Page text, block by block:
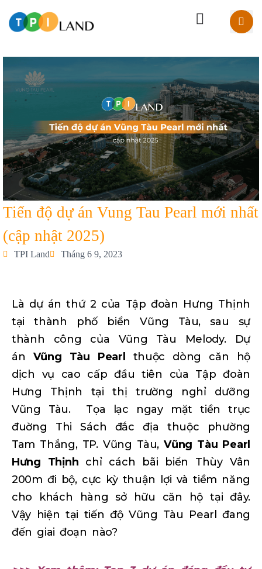
Tiến độ dự án Vung Tau Pearl mới nhất
(cập nhật 2025)
TPI Land Tháng 6 9, 2023
Là dự án thứ 2 của Tập đoàn Hưng Thịnh
tại thành phố biển Vũng Tàu, sau sự
thành công của Vũng Tàu Melody.
Dự
án Vũng Tàu Pearl
thuộc dòng căn hộ
dịch vụ cao cấp đầu tiên của Tập đoàn
Hưng Thịnh tại thị trường nghỉ dưỡng
Vũng Tàu. Tọa lạc ngay mặt tiền trục
đuờng Thi Sách đắc địa thuộc phường
Tam Thắng, TP. Vũng Tàu,Vũng Tàu Pearl
Hưng Thịnh chỉ cách bãi biển Thùy Vân
200m đi bộ, cực kỳ thuận lợi và tiềm năng
cho khách hàng sở hữu căn hộ tại đây.
Vậy hiện tại tiến độ Vũng Tàu Pearl đang
đến giai đoạn nào?